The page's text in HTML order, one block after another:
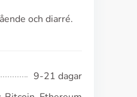
och diarré.
9-21 dagar